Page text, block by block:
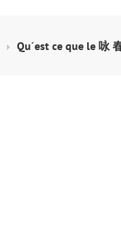
Qu´est ce que le 咏